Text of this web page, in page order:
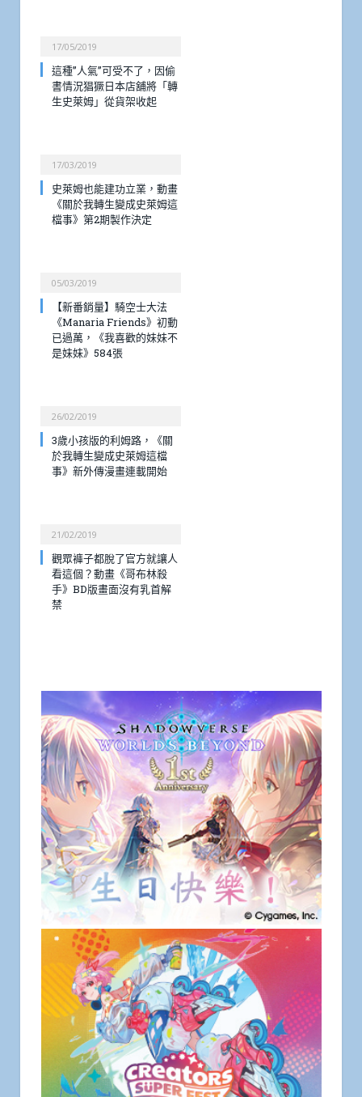
17/05/2019
這種”人氣”可受不了，因偷
書情況猖獗日本店舖將「轉
生史萊姆」從貨架收起
17/03/2019
史萊姆也能建功立業，動畫
《關於我轉生變成史萊姆這
檔事》第2期製作決定
05/03/2019
【新番銷量】騎空士大法
《Manaria Friends》初動
已過萬，《我喜歡的妹妹不
是妹妹》584張
26/02/2019
3歲小孩版的利姆路，《關
於我轉生變成史萊姆這檔
事》新外傳漫畫連載開始
21/02/2019
觀眾褲子都脫了官方就讓人
看這個？動畫《哥布林殺
手》BD版畫面沒有乳首解
禁